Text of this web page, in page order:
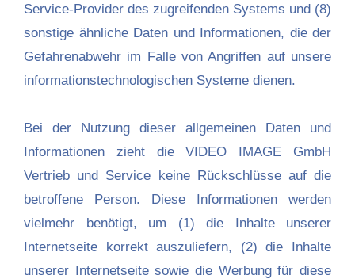
Service-Provider des zugreifenden Systems und (8)
sonstige ähnliche Daten und Informationen, die der
Gefahrenabwehr im Falle von Angriffen auf unsere
informationstechnologischen Systeme dienen.
Bei der Nutzung dieser allgemeinen Daten und
Informationen zieht die VIDEO IMAGE GmbH
Vertrieb und Service keine Rückschlüsse auf die
betroffene Person. Diese Informationen werden
vielmehr benötigt, um (1) die Inhalte unserer
Internetseite korrekt auszuliefern, (2) die Inhalte
unserer Internetseite sowie die Werbung für diese